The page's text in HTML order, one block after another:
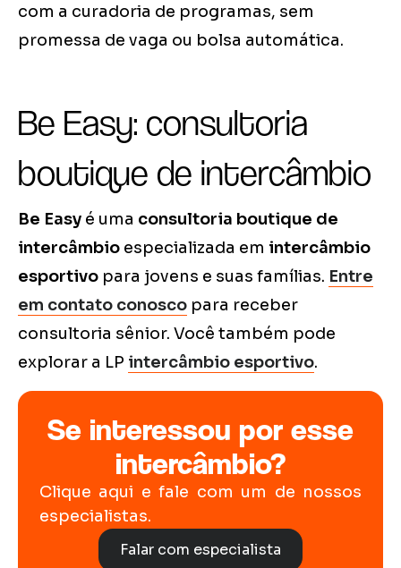
com a curadoria de programas, sem
promessa de vaga ou bolsa automática.
Be Easy: consultoria
boutique de intercâmbio
Be Easy é uma consultoria boutique de
intercâmbio especializada em intercâmbio
esportivo para jovens e suas famílias. Entre
em contato conosco para receber
consultoria sênior. Você também pode
explorar a LP intercâmbio esportivo.
Se interessou por esse
intercâmbio?
Clique aqui e fale com um de nossos
especialistas.
Falar com especialista